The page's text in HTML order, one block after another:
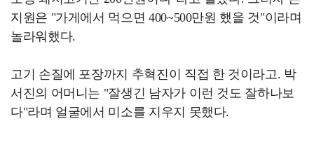
지원은 "가게에서 먹으면 400~500만원 했을 것"이라며
놀라워했다.
고기 손질에 포장까지 추혁진이 직접 한 것이라고. 박
서진의 어머니는 "잘생긴 남자가 이런 것도 잘하나보
다"라며 얼굴에서 미소를 지우지 못했다.